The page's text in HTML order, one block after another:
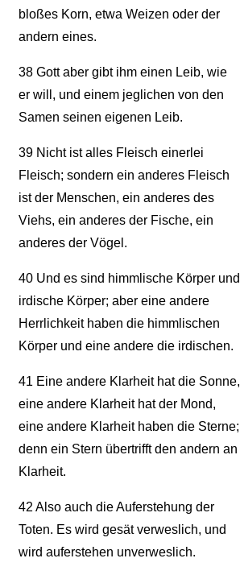
bloßes Korn, etwa Weizen oder der
andern eines.
38Gott aber gibt ihm einen Leib, wie
er will, und einem jeglichen von den
Samen seinen eigenen Leib.
39Nicht ist alles Fleisch einerlei
Fleisch; sondern ein anderes Fleisch
ist der Menschen, ein anderes des
Viehs, ein anderes der Fische, ein
anderes der Vögel.
40Und es sind himmlische Körper und
irdische Körper; aber eine andere
Herrlichkeit haben die himmlischen
Körper und eine andere die irdischen.
41 Eine andere Klarheit hat die Sonne,
eine andere Klarheit hat der Mond,
eine andere Klarheit haben die Sterne;
denn ein Stern übertrifft den andern an
Klarheit.
42 Also auch die Auferstehung der
Toten. Es wird gesät verweslich, und
wird auferstehen unverweslich.